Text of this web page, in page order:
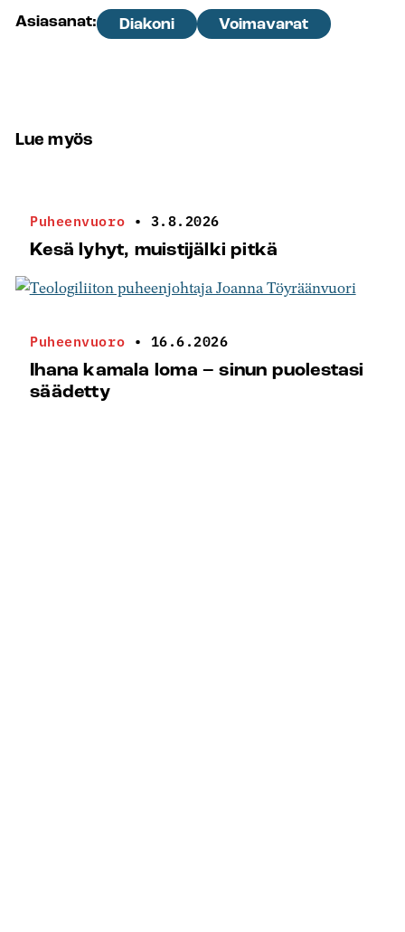
Asiasanat: Diakoni Voimavarat
Lue myös
Puheenvuoro • 3.8.2026
Kesä lyhyt, muistijälki pitkä
Puheenvuoro • 16.6.2026
Ihana kamala loma – sinun puolestasi
säädetty